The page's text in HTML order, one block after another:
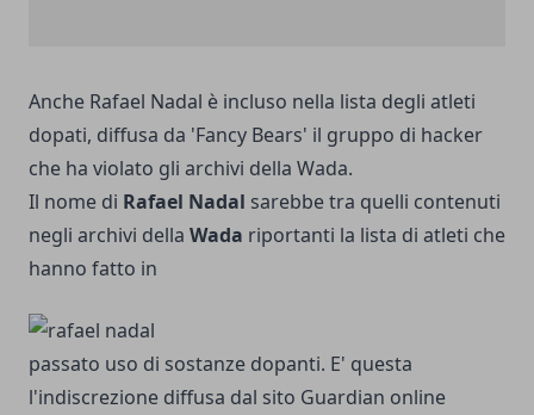
Anche Rafael Nadal è incluso nella lista degli atleti
dopati, diffusa da 'Fancy Bears' il gruppo di hacker
che ha violato gli archivi della Wada.
Il nome di Rafael Nadal sarebbe tra quelli contenuti
negli archivi della Wada riportanti la lista di atleti che
hanno fatto in
passato uso di sostanze dopanti. E' questa
l'indiscrezione diffusa dal sito Guardian online